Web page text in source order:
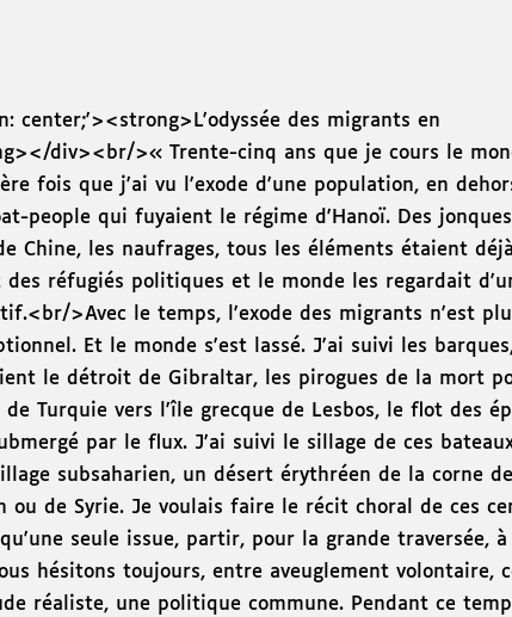
center;'><strong>L'odyssée des migrants en
div><br/>« Trente-cinq ans que je cours le
fois que j'ai vu l'exode d'une population, en
people qui fuyaient le régime d'Hanoï. Des
Chine, les naufrages, tous les éléments étaient
des réfugiés politiques et le monde les regardait
>Avec le temps, l'exode des migrants n'est
Et le monde s'est lassé. J'ai suivi les
le détroit de Gibraltar, les pirogues de la mort
de Turquie vers l'île grecque de Lesbos, le flot des
par le flux. J'ai suivi le sillage de ces
subsaharien, un désert érythréen de la corne
ou de Syrie. Je voulais faire le récit choral de ces
seule issue, partir, pour la grande traversée, à
hésitons toujours, entre aveuglement volontaire,
réaliste, une politique commune. Pendant ce